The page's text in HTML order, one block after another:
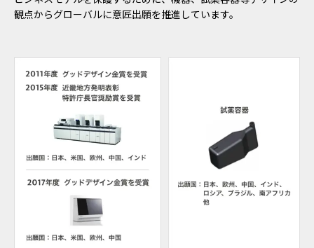
観点からグローバルに意匠出願を推進しています。